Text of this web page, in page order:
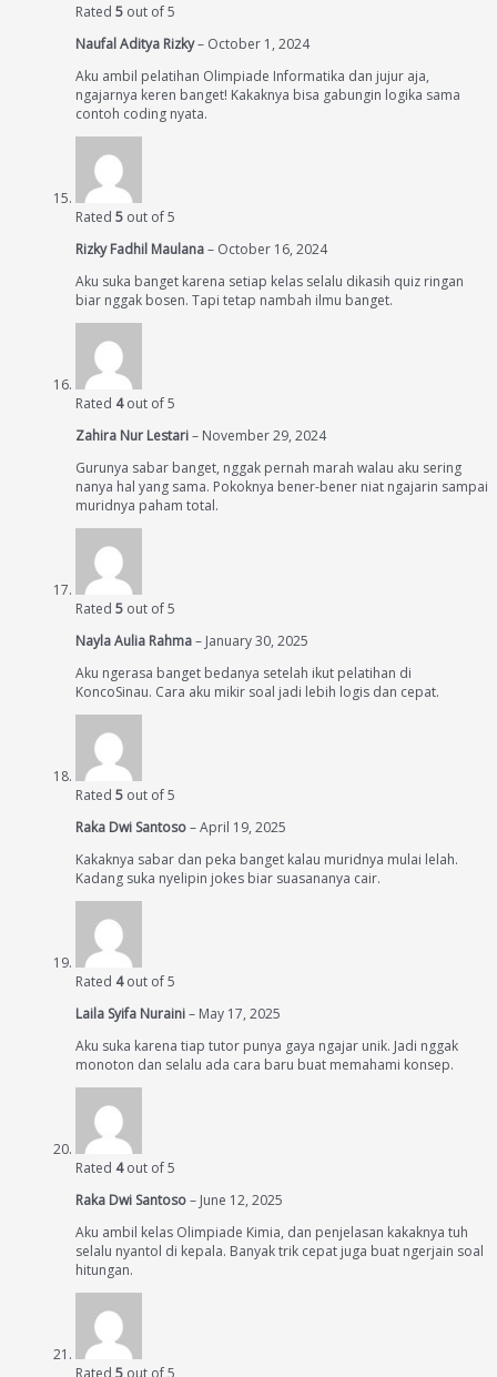
Rated 5 out of 5
Naufal Aditya Rizky– October 1, 2024
Aku ambil pelatihan Olimpiade Informatika dan jujur aja,
ngajarnya keren banget! Kakaknya bisa gabungin logika sama
contoh coding nyata.
Rated 5 out of 5
Rizky Fadhil Maulana– October 16, 2024
Aku suka banget karena setiap kelas selalu dikasih quiz ringan
biar nggak bosen. Tapi tetap nambah ilmu banget.
Rated 4out of 5
Zahira Nur Lestari– November 29, 2024
Gurunya sabar banget, nggak pernah marah walau aku sering
nanya hal yang sama. Pokoknya bener-bener niat ngajarin sampai
muridnya paham total.
Rated 5 out of 5
Nayla Aulia Rahma– January 30, 2025
Aku ngerasa banget bedanya setelah ikut pelatihan di
KoncoSinau. Cara aku mikir soal jadi lebih logis dan cepat.
Rated 5 out of 5
Raka Dwi Santoso–April 19, 2025
Kakaknya sabar dan peka banget kalau muridnya mulai lelah.
Kadang suka nyelipin jokes biar suasananya cair.
Rated 4out of 5
Laila Syifa Nuraini– May 17, 2025
Aku suka karena tiap tutor punya gaya ngajar unik. Jadi nggak
monoton dan selalu ada cara baru buat memahami konsep.
Rated 4out of 5
Raka Dwi Santoso– June 12, 2025
Aku ambil kelas Olimpiade Kimia, dan penjelasan kakaknya tuh
selalu nyantol di kepala. Banyak trik cepat juga buat ngerjain soal
hitungan.
Rated 5 out of 5